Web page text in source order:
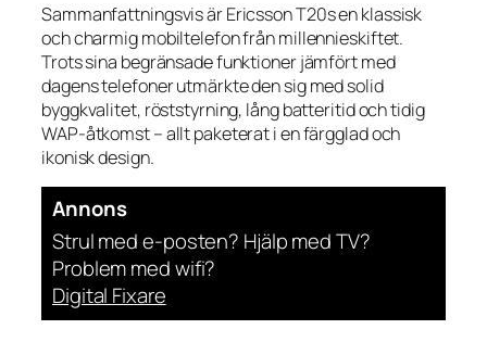
Sammanfattningsvis är Ericsson T20s en klassisk
och charmig mobiltelefon från millennieskiftet.
Trots sina begränsade funktioner jämfört med
dagens telefoner utmärkte den sig med solid
byggkvalitet, röststyrning, lång batteritid och tidig
WAP-åtkomst – allt paketerat i en färgglad och
ikonisk design.
Annons
Strul med e-posten? Hjälp med TV?
Problem med wifi?
Digital Fixare